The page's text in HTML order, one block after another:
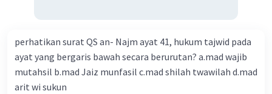
perhatikan surat QS an- Najm ayat 41, hukum tajwid pada
ayat yang bergaris bawah secara berurutan? a.mad wajib
mutahsil b.mad Jaiz munfasil c.mad shilah twawilah d.mad
arit wi sukun